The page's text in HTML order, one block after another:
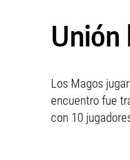
Unión
Los Magos
encuentro fue
con 10